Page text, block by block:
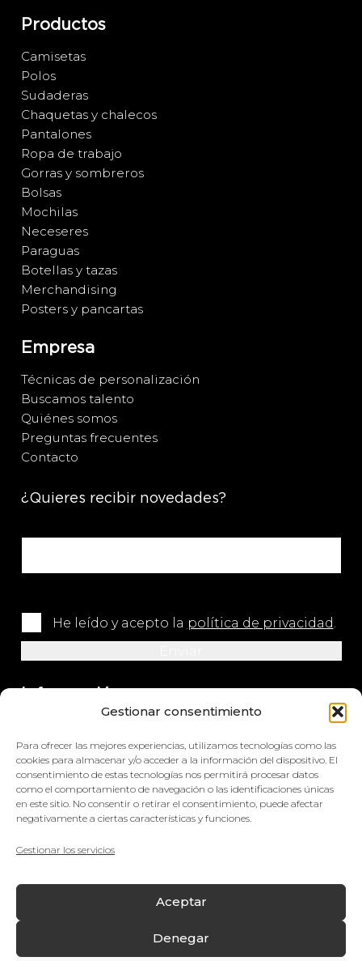
Gestionar consentimiento
Para ofrecer las mejores experiencias, utilizamos tecnologías como las
cookies para almacenar y/o acceder a la información del dispositivo. El
consentimiento de estas tecnologías nos permitirá procesar datos
como el comportamiento de navegación o las identificaciones únicas
en este sitio. No consentir o retirar el consentimiento, puede afectar
negativamente a ciertas características y funciones.
Gestionar los servicios
Aceptar
Denegar
Productos
Camisetas
Polos
Sudaderas
Chaquetas y chalecos
Pantalones
Ropa de trabajo
Gorras y sombreros
Bolsas
Mochilas
Neceseres
Paraguas
Botellas y tazas
Merchandising
Posters y pancartas
Empresa
Técnicas de personalización
Buscamos talento
Quiénes somos
Preguntas frecuentes
Contacto
¿Quieres recibir novedades?
He leído y acepto la política de privacidad.
Información
info@impretex.com
Síguenos en redes sociales